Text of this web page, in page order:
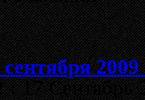
2009
:17 Сентябрь